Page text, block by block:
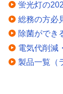
蛍光灯の
総務の方必
除菌ができ
電気代削減
製品一覧（